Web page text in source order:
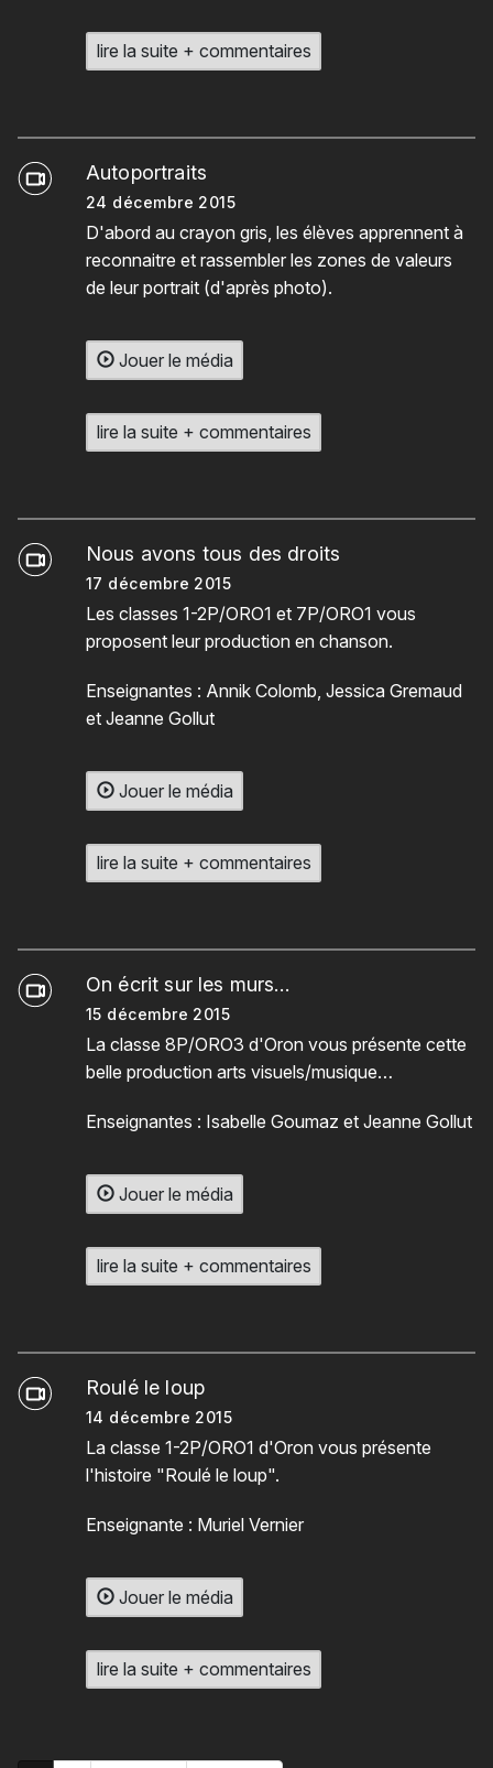
lire la suite + commentaires
Autoportraits
24 décembre 2015
D'abord au crayon gris, les élèves apprennent à
reconnaitre et rassembler les zones de valeurs
de leur portrait (d'après photo).
Jouer le média
lire la suite + commentaires
Nous avons tous des droits
17 décembre 2015
Les classes 1-2P/ORO1 et 7P/ORO1 vous
proposent leur production en chanson.
Enseignantes : Annik Colomb, Jessica Gremaud
et Jeanne Gollut
Jouer le média
lire la suite + commentaires
On écrit sur les murs…
15 décembre 2015
La classe 8P/ORO3 d'Oron vous présente cette
belle production arts visuels/musique…
Enseignantes : Isabelle Goumaz et Jeanne Gollut
Jouer le média
lire la suite + commentaires
Roulé le loup
14 décembre 2015
La classe 1-2P/ORO1 d'Oron vous présente
l'histoire "Roulé le loup".
Enseignante : Muriel Vernier
Jouer le média
lire la suite + commentaires